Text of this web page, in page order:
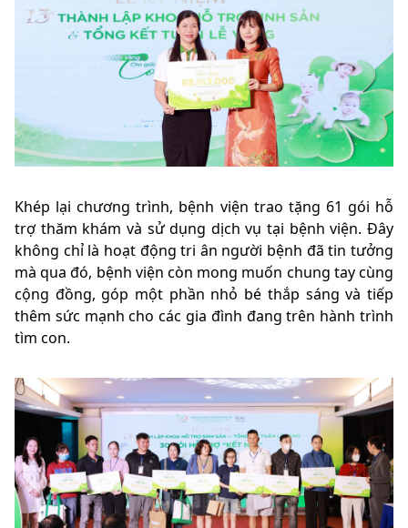
Khép lại chương trình, bệnh viện trao tặng 61 gói hỗ
trợ thăm khám và sử dụng dịch vụ tại bệnh viện. Đây
không chỉ là hoạt động tri ân người bệnh đã tin tưởng
mà qua đó, bệnh viện còn mong muốn chung tay cùng
cộng đồng, góp một phần nhỏ bé thắp sáng và tiếp
thêm sức mạnh cho các gia đình đang trên hành trình
tìm con.